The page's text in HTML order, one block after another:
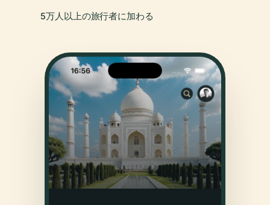
5万人以上の旅行者に加わる